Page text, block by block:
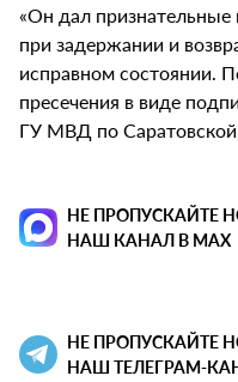
«Он дал признательные
при задержании и
исправном состоянии.
пресечения в виде
ГУ МВД по Саратовской
НЕ ПРОПУСКАЙТЕ
НАШ КАНАЛ В MAX
НЕ ПРОПУСКАЙТЕ
НАШ ТЕЛЕГРАМ-